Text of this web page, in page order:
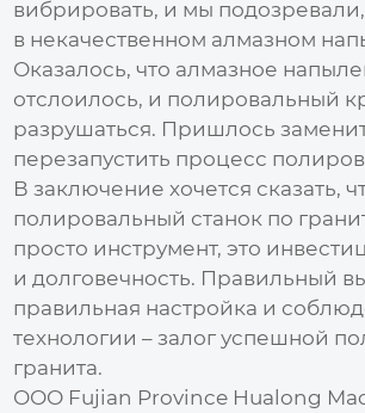
вибрировать, и мы
в некачественном алмазном
Оказалось, что алмазное
отслоилось, и полировальный
разрушаться. Пришлось
перезапустить процесс
В заключение хочется сказать,
полировальный станок по
просто инструмент, это
и долговечность. Правильный
правильная настройка и
технологии – залог успешной
гранита.
ООО Fujian Province Hualong